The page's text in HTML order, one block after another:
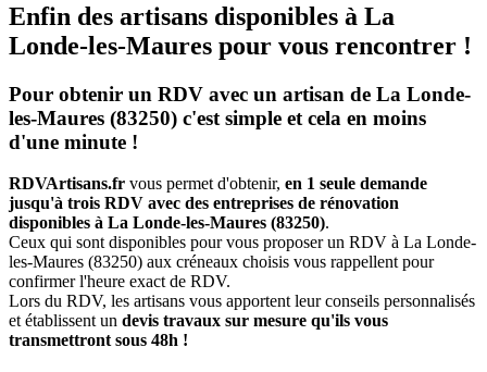
Enfin des artisans disponibles à La
Londe-les-Maures pour vous rencontrer !
Pour obtenir un RDV avec un artisan de La Londe-
les-Maures (83250) c'est simple et cela en moins
d'une minute !
RDVArtisans.fr vous permet d'obtenir, en 1 seule demande
jusqu'à trois RDV avec des entreprises de rénovation
disponibles à La Londe-les-Maures (83250).
Ceux qui sont disponibles pour vous proposer un RDV à La Londe-
les-Maures (83250) aux créneaux choisis vous rappellent pour
confirmer l'heure exact de RDV.
Lors du RDV, les artisans vous apportent leur conseils personnalisés
et établissent un devis travaux sur mesure qu'ils vous
transmettront sous 48h !